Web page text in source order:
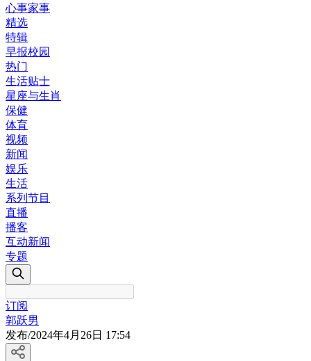
心事家事
精选
特辑
早报校园
热门
生活贴士
星座与生肖
保健
体育
视频
新闻
娱乐
生活
系列节目
直播
播客
互动新闻
专题
订阅
郭跃男
发布/2024年4月26日 17:54